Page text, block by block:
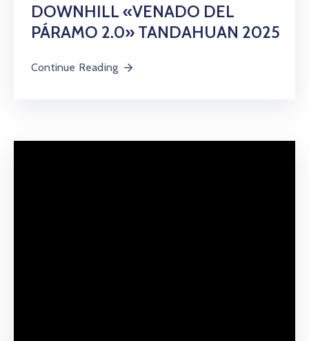
DOWNHILL «VENADO DEL
PÁRAMO 2.0» TANDAHUAN 2025
Continue Reading